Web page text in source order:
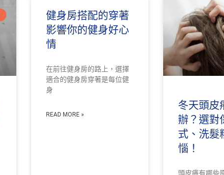
健身房搭配的穿著
影響你的健身好心
情
在前往健身房的路上，選擇
適合的健身房穿著是每位健
身
READ MORE »
冬天頭皮
辦？選對
式、洗髮
惱！
頭皮癢有哪些